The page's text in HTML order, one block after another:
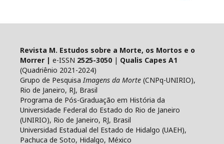
Revista M. Estudos sobre a Morte, os Mortos e o
Morrer | e-ISSN 2525-3050 | Qualis Capes A1
(Quadriênio 2021-2024)
Grupo de Pesquisa Imagens da Morte (CNPq-UNIRIO),
Rio de Janeiro, RJ, Brasil
Programa de Pós-Graduação em História da
Universidade Federal do Estado do Rio de Janeiro
(UNIRIO), Rio de Janeiro, RJ, Brasil
Universidad Estadual del Estado de Hidalgo (UAEH),
Pachuca de Soto, Hidalgo, México